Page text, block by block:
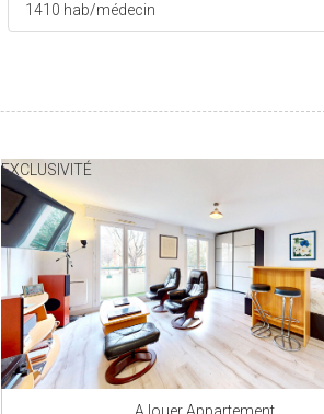
1410 hab/médecin
EXCLUSIVITÉ
A louer Appartement